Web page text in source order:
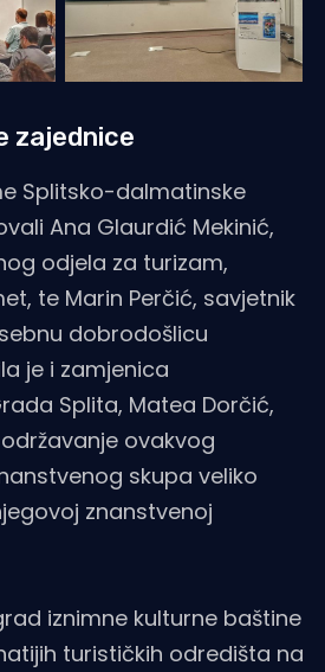
zajednice
Splitsko-dalmatinske
Ana Glaurdić Mekinić,
odjela za turizam,
te Marin Perčić, savjetnik
dobrodošlicu
je i zamjenica
Splita, Matea Dorčić,
ovakvog
skupa veliko
znanstvenoj
iznimne kulturne baštine
turističkih odredišta na